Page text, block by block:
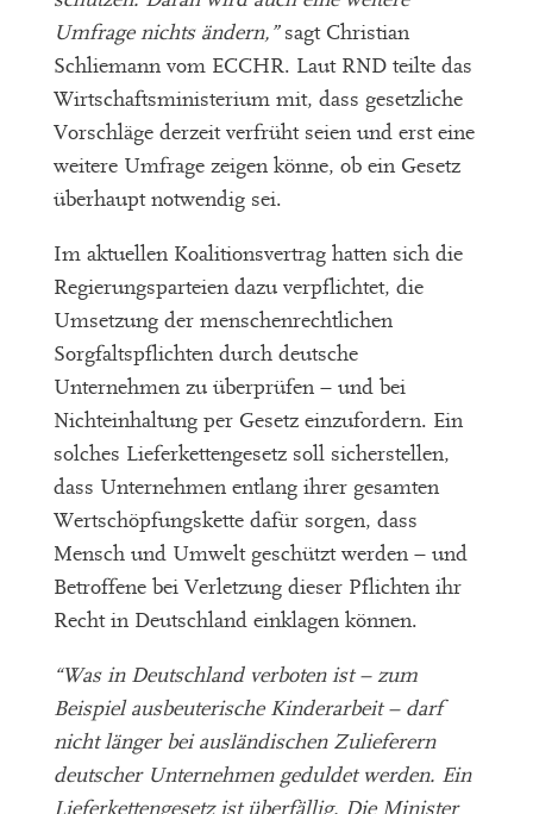
Umfrage nichts ändern,”sagt Christian
Schliemann vom ECCHR. Laut RND teilte das
Wirtschaftsministerium mit, dass gesetzliche
Vorschläge derzeit verfrüht seien und erst eine
weitere Umfrage zeigen könne, ob ein Gesetz
überhaupt notwendig sei.
Im aktuellen Koalitionsvertrag hatten sich die
Regierungsparteien dazu verpflichtet, die
Umsetzung der menschenrechtlichen
Sorgfaltspflichten durch deutsche
Unternehmen zu überprüfen – und bei
Nichteinhaltung per Gesetz einzufordern. Ein
solches Lieferkettengesetz soll sicherstellen,
dass Unternehmen entlang ihrer gesamten
Wertschöpfungskette dafür sorgen, dass
Mensch und Umwelt geschützt werden – und
Betroffene bei Verletzung dieser Pflichten ihr
Recht in Deutschland einklagen können.
“Was in Deutschland verboten ist – zum
Beispiel ausbeuterische Kinderarbeit – darf
nicht länger bei ausländischen Zulieferern
deutscher Unternehmen geduldet werden. Ein
Lieferkettengesetz ist überfällig. Die Minister